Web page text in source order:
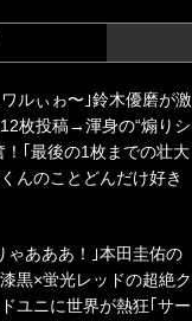
ルぃゎ〜｣鈴木優磨が激
枚投稿→渾身の“煽りシ
！｢最後の1枚までの壮大
んのことどんだけ好き
ゃあああ！｣本田圭佑の
黒×蛍光レッドの超絶ク
ユニに世界が熱狂｢サー